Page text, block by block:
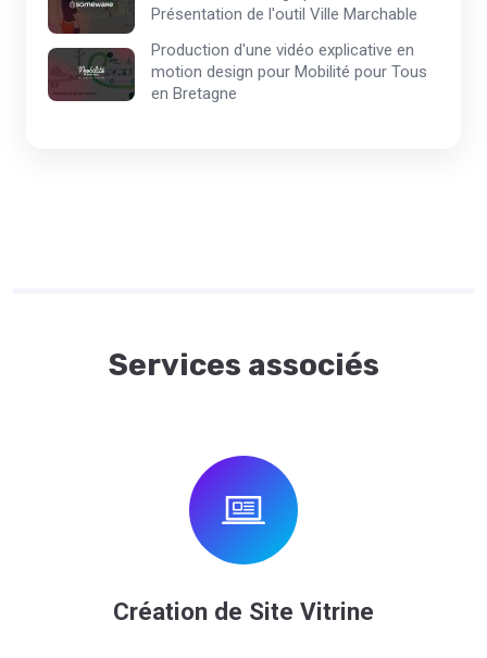
Présentation de l'outil Ville Marchable
Production d'une vidéo explicative en
motion design pour Mobilité pour Tous
en Bretagne
Services associés
Création de Site Vitrine